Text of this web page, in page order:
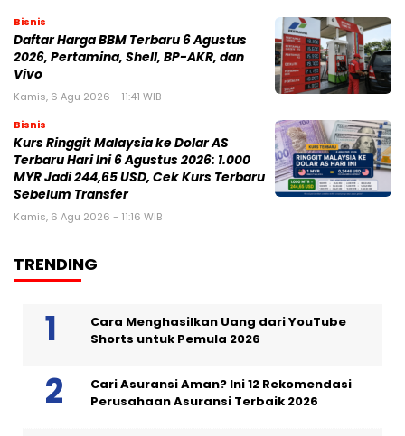
Bisnis
Daftar Harga BBM Terbaru 6 Agustus
2026, Pertamina, Shell, BP-AKR, dan
Vivo
Kamis, 6 Agu 2026 - 11:41 WIB
Bisnis
Kurs Ringgit Malaysia ke Dolar AS
Terbaru Hari Ini 6 Agustus 2026: 1.000
MYR Jadi 244,65 USD, Cek Kurs Terbaru
Sebelum Transfer
Kamis, 6 Agu 2026 - 11:16 WIB
TRENDING
Cara Menghasilkan Uang dari YouTube
Shorts untuk Pemula 2026
Cari Asuransi Aman? Ini 12 Rekomendasi
Perusahaan Asuransi Terbaik 2026